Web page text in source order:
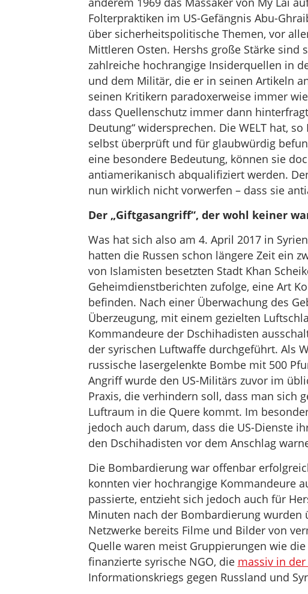
Folterpraktiken im US-Gefängnis Abu-
über sicherheitspolitische Themen, vor
Mittleren Osten. Hershs große Stärke sind
zahlreiche hochrangige Insiderquellen in
und dem Militär, die er in seinen Artikeln
seinen Kritikern paradoxerweise immer
dass Quellenschutz immer dann
Deutung“ widersprechen. Die WELT hat,
selbst überprüft und für glaubwürdig
eine besondere Bedeutung, können sie
antiamerikanisch abqualifiziert werden.
nun wirklich nicht vorwerfen – dass sie
Der „Giftgasangriff“, der wohl keiner
Was hat sich also am 4. April 2017 in
hatten die Russen schon längere Zeit ein
von Islamisten besetzten Stadt Khan
Geheimdienstberichten zufolge, eine Art
befinden. Nach einer Überwachung des
Überzeugung, mit einem gezielten
Kommandeure der Dschihadisten
der syrischen Luftwaffe durchgeführt. Als
russische lasergelenkte Bombe mit 500
Angriff wurde den US-Militärs zuvor im
Praxis, die verhindern soll, dass man sich
Luftraum in die Quere kommt. Im
jedoch auch darum, dass die US-Dienste
den Dschihadisten vor dem Anschlag
Die Bombardierung war offenbar
konnten vier hochrangige Kommandeure
passierte, entzieht sich jedoch auch für
Minuten nach der Bombardierung wurden
Netzwerke bereits Filme und Bilder von
Quelle waren meist Gruppierungen wie
finanzierte syrische NGO, die massiv in
Informationskriegs gegen Russland und